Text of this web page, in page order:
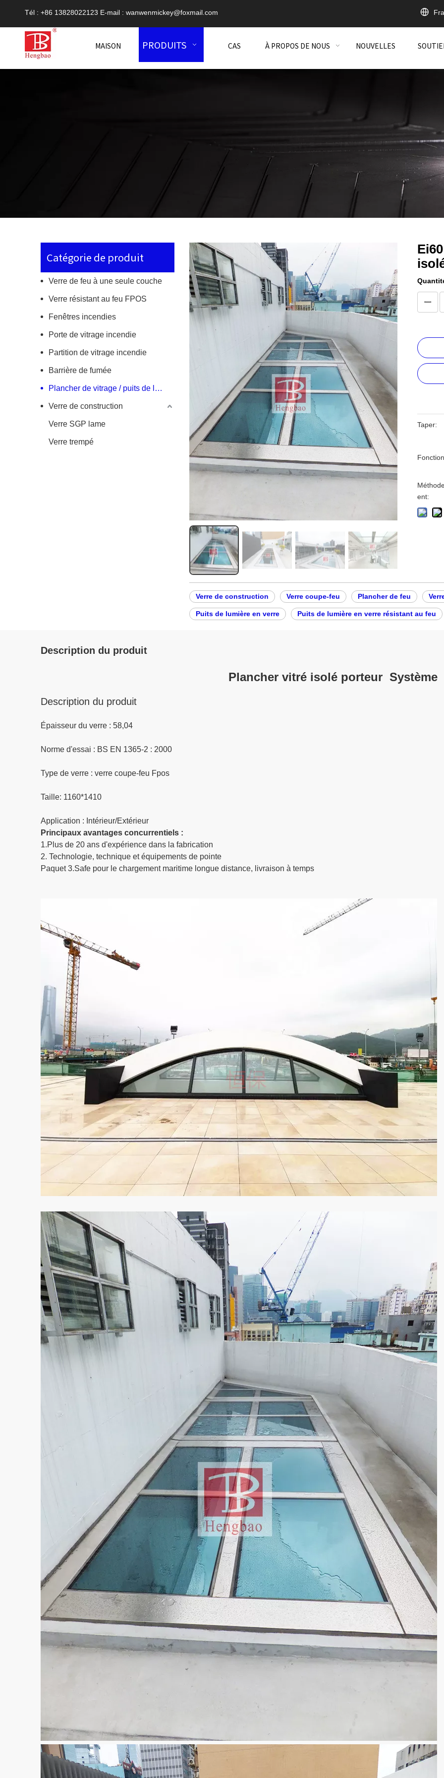
Tél : +86 13828022123 E-mail : wanwenmickey@foxmail.com
MAISON PRODUITS CAS À PROPOS DE NOUS NOUVELLES
Catégorie de produit
Verre de feu à une seule couche
Verre résistant au feu FPOS
Fenêtres incendies
Porte de vitrage incendie
Partition de vitrage incendie
Barrière de fumée
Plancher de vitrage / puits de lumière en incendie
Verre de construction
Verre SGP lame
Verre trempé
Taper:
ent:
Verre de construction Verre coupe-feu Plancher de feu
Puits de lumière en verre Puits de lumière en verre résistant au feu
Description du produit
Plancher vitré isolé porteur Système
Description du produit
Épaisseur du verre : 58,04
Norme d'essai : BS EN 1365-2 : 2000
Type de verre : verre coupe-feu Fpos
Taille: 1160*1410
Application : Intérieur/Extérieur
Principaux avantages concurrentiels :
1.Plus de 20 ans d'expérience dans la fabrication
2. Technologie, technique et équipements de pointe
Paquet 3.Safe pour le chargement maritime longue distance, livraison à temps